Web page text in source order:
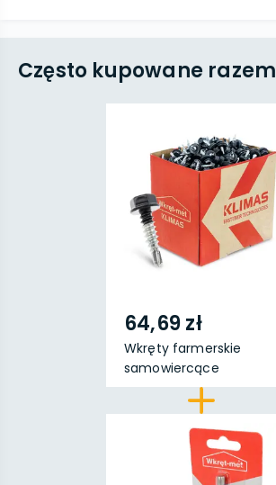
Często kupowane razem
64,69 zł
Wkręty farmerskie
samowiercące
"Zszywki"...